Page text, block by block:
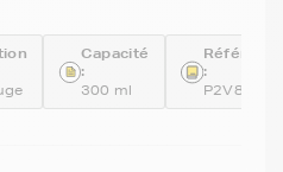
Capacité
:
300 ml
:
P2V81A